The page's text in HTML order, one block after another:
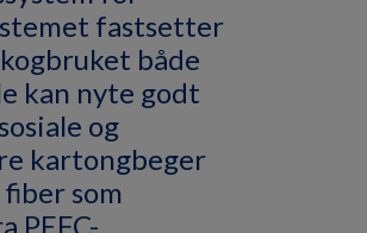
fastsetter
både
kan nyte godt
og
kartongbeger
som
PEFC-